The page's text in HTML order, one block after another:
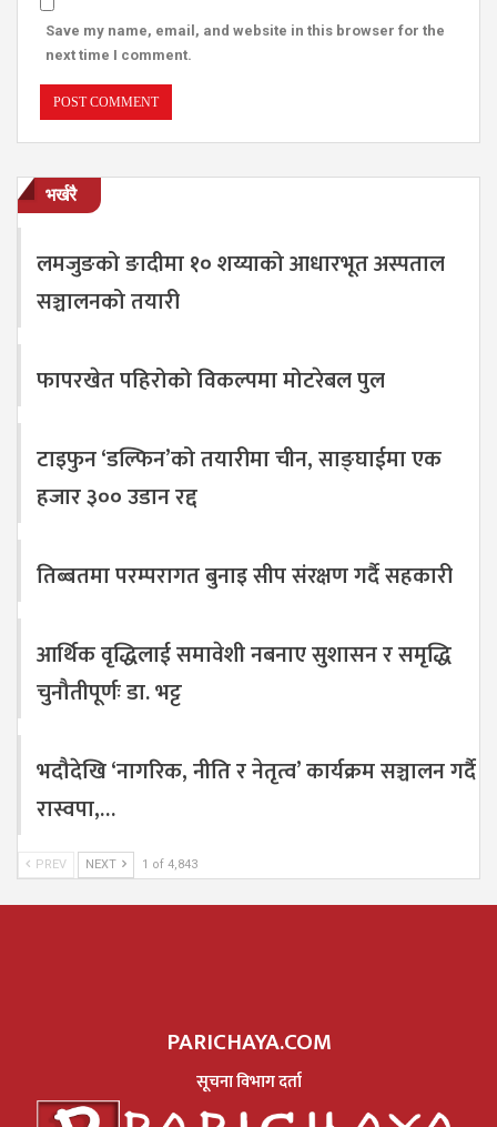
Save my name, email, and website in this browser for the
next time I comment.
भर्खरै
लमजुङको ङादीमा १० शय्याको आधारभूत अस्पताल
सञ्चालनको तयारी
फापरखेत पहिरोको विकल्पमा मोटरेबल पुल
टाइफुन ‘डल्फिन’को तयारीमा चीन, साङ्घाईमा एक
हजार ३०० उडान रद्द
तिब्बतमा परम्परागत बुनाइ सीप संरक्षण गर्दै सहकारी
आर्थिक वृद्धिलाई समावेशी नबनाए सुशासन र समृद्धि
चुनौतीपूर्णः डा. भट्ट
भदौदेखि ‘नागरिक, नीति र नेतृत्व’ कार्यक्रम सञ्चालन गर्दै
रास्वपा,…
PREV NEXT 1 of 4,843
PARICHAYA.COM
सूचना विभाग दर्ता